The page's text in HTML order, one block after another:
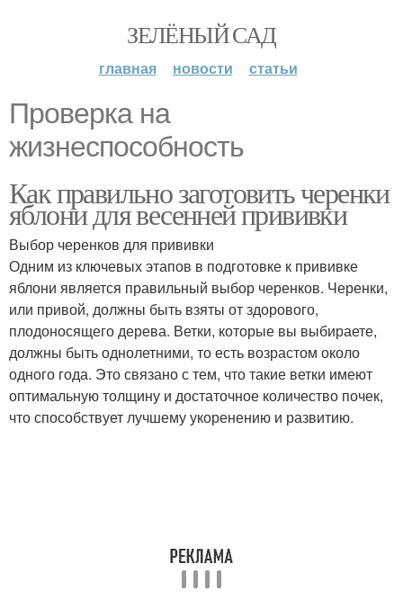
ЗЕЛЁНЫЙ САД
главная новости статьи
Проверка на
жизнеспособность
Как правильно заготовить черенки
яблони для весенней прививки
Выбор черенков для прививки
Одним из ключевых этапов в подготовке к прививке
яблони является правильный выбор черенков. Черенки,
или привой, должны быть взяты от здорового,
плодоносящего дерева. Ветки, которые вы выбираете,
должны быть однолетними, то есть возрастом около
одного года. Это связано с тем, что такие ветки имеют
оптимальную толщину и достаточное количество почек,
что способствует лучшему укоренению и развитию.